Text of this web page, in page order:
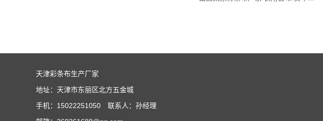
天津彩条布生产厂家
地址：天津市东丽区北方五金城
手机：15022251050 联系人：孙经理